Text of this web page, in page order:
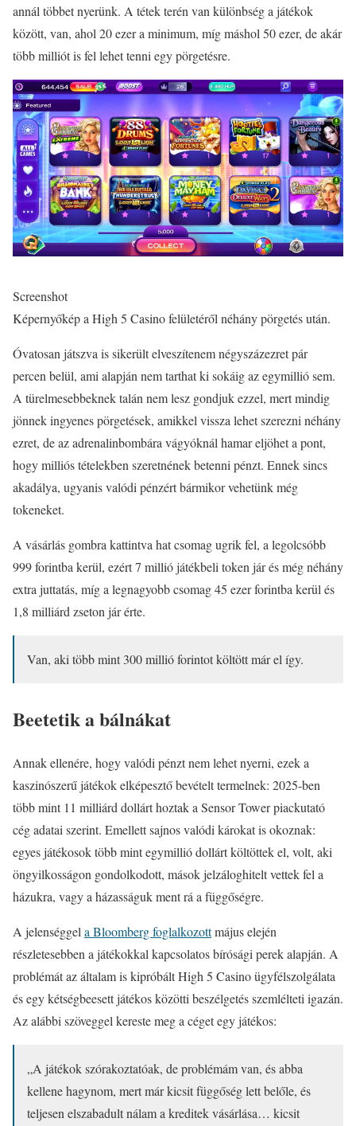
annál többet nyerünk. A tétek terén van különbség a játékok
között, van, ahol 20 ezer a minimum, míg máshol 50 ezer, de akár
több milliót is fel lehet tenni egy pörgetésre.
Screenshot
Képernyőkép a High 5 Casino felületéről néhány pörgetés után.
Óvatosan játszva is sikerült elveszítenem négyszázezret pár
percen belül, ami alapján nem tarthat ki sokáig az egymillió sem.
A türelmesebbeknek talán nem lesz gondjuk ezzel, mert mindig
jönnek ingyenes pörgetések, amikkel vissza lehet szerezni néhány
ezret, de az adrenalinbombára vágyóknál hamar eljöhet a pont,
hogy milliós tételekben szeretnének betenni pénzt. Ennek sincs
akadálya, ugyanis valódi pénzért bármikor vehetünk még
tokeneket.
A vásárlás gombra kattintva hat csomag ugrik fel, a legolcsóbb
999 forintba kerül, ezért 7 millió játékbeli token jár és még néhány
extra juttatás, míg a legnagyobb csomag 45 ezer forintba kerül és
1,8 milliárd zseton jár érte.
Van, aki több mint 300 millió forintot költött már el így.
Beetetik a bálnákat
Annak ellenére, hogy valódi pénzt nem lehet nyerni, ezek a
kaszinószerű játékok elképesztő bevételt termelnek: 2025-ben
több mint 11 milliárd dollárt hoztak a Sensor Tower piackutató
cég adatai szerint. Emellett sajnos valódi károkat is okoznak:
egyes játékosok több mint egymillió dollárt költöttek el, volt, aki
öngyilkosságon gondolkodott, mások jelzáloghitelt vettek fel a
házukra, vagy a házasságuk ment rá a függőségre.
A jelenséggel a Bloomberg foglalkozottmájus elején
részletesebben a játékokkal kapcsolatos bírósági perek alapján. A
problémát az általam is kipróbált High 5 Casino ügyfélszolgálata
és egy kétségbeesett játékos közötti beszélgetés szemlélteti igazán.
Az alábbi szöveggel kereste meg a céget egy játékos:
„A játékok szórakoztatóak, de problémám van, és abba
kellene hagynom, mert már kicsit függőség lett belőle, és
teljesen elszabadult nálam a kreditek vásárlása… kicsit